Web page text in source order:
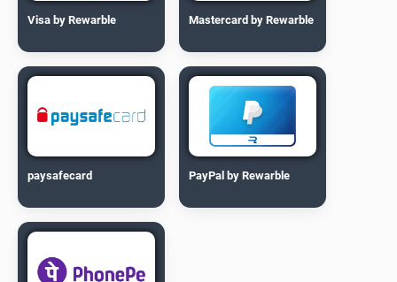
Visa by Rewarble Mastercard by Rewarble
paysafecard PayPal by Rewarble